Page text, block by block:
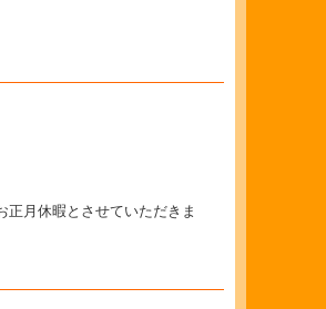
月休暇とさせていただきま